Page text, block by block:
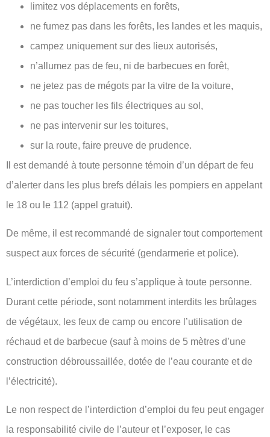
limitez vos déplacements en forêts,
ne fumez pas dans les forêts, les landes et les maquis,
campez uniquement sur des lieux autorisés,
n’allumez pas de feu, ni de barbecues en forêt,
ne jetez pas de mégots par la vitre de la voiture,
ne pas toucher les fils électriques au sol,
ne pas intervenir sur les toitures,
sur la route, faire preuve de prudence.
Il est demandé à toute personne témoin d’un départ de feu
d’alerter dans les plus brefs délais les pompiers en appelant
le 18 ou le 112 (appel gratuit).
De même, il est recommandé de signaler tout comportement
suspect aux forces de sécurité (gendarmerie et police).
L’interdiction d’emploi du feu s’applique à toute personne.
Durant cette période, sont notamment interdits les brûlages
de végétaux, les feux de camp ou encore l’utilisation de
réchaud et de barbecue (sauf à moins de 5 mètres d’une
construction débroussaillée, dotée de l’eau courante et de
l’électricité).
Le non respect de l’interdiction d’emploi du feu peut engager
la responsabilité civile de l’auteur et l’exposer, le cas